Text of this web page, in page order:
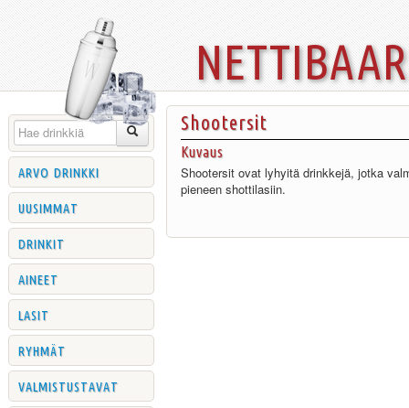
arvo drinkki
uusimmat
drinkit
aineet
lasit
ryhmät
valmistustavat
Shootersit
Kuvaus
Shootersit ovat lyhyitä drinkkejä, jotka
pieneen shottilasiin.